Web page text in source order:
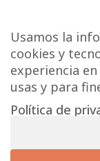
Usamos la
cookies y
experiencia
usas y para
Política de